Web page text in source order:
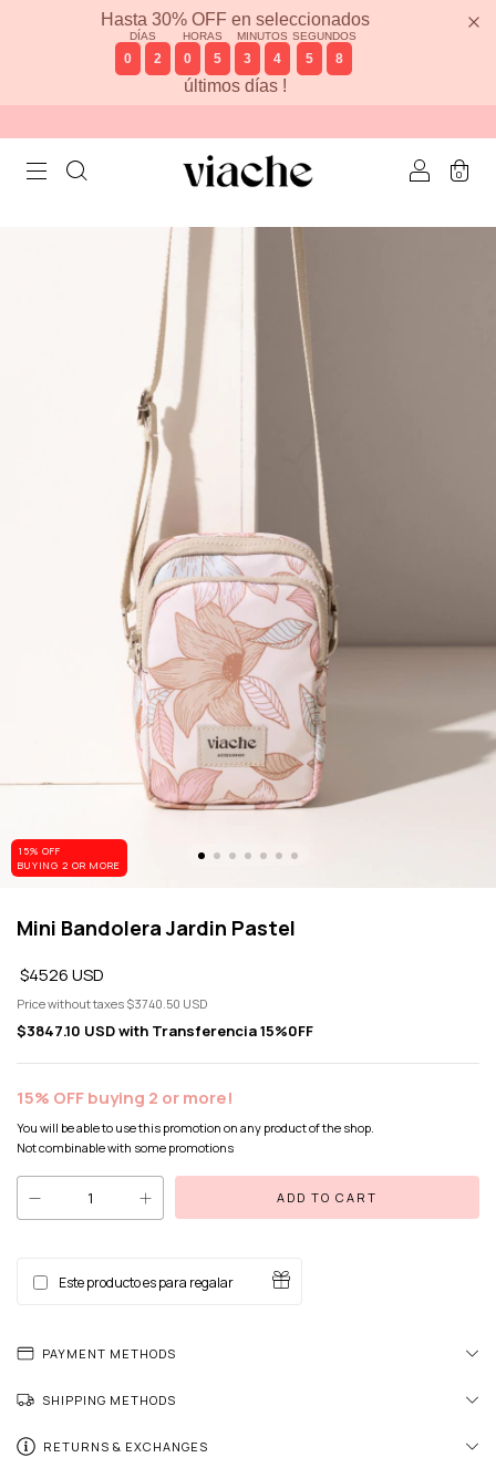
Hasta 30% OFF en seleccionados
DÍAS
0 2
HORAS
0 5
MINUTOS
3 4
SEGUNDOS
5 8
últimos días !
0
15% OFF
BUYING 2 OR MORE
Mini Bandolera Jardin Pastel
$4526 USD
Price without taxes $3740.50 USD
$3847.10 USDwith Transferencia 15%0FF
15% OFF buying 2 or more!
You will be able to use this promotion on any product of the shop.
Not combinable with some promotions
Este producto es para regalar
PAYMENT METHODS
SHIPPING METHODS
RETURNS & EXCHANGES